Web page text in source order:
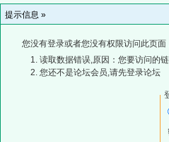
提示信息 »
您没有登录或者您没有权限访问此页
读取数据错误,原因：您要访问的
您还不是论坛会员,请先登录论坛